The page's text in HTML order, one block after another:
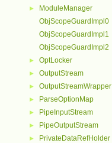
►
ModuleManager
ObjScopeGuardImpl0
ObjScopeGuardImpl1
ObjScopeGuardImpl2
► OptLocker
► OutputStream
► OutputStreamWrapper
► ParseOptionMap
► PipeInputStream
► PipeOutputStream
► PrivateDataRefHolder